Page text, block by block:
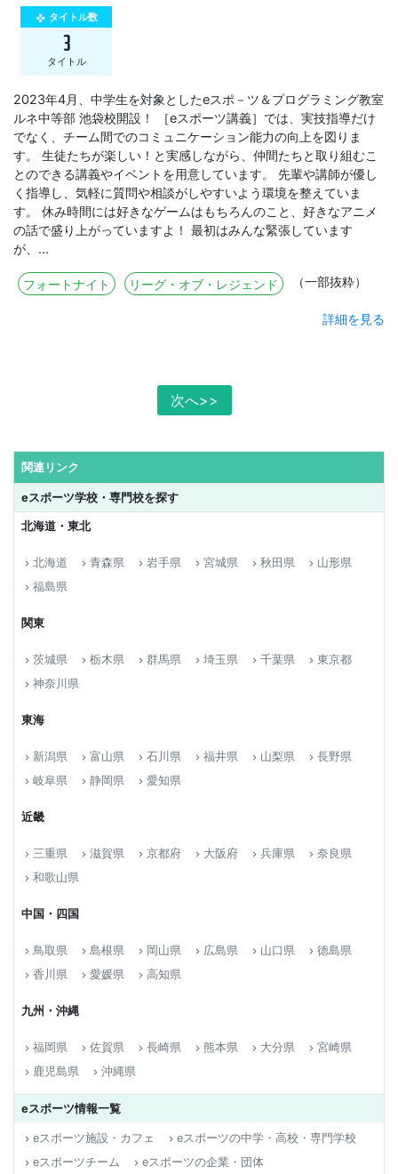
gamepad タイトル数
3
タイトル
2023年4月、中学生を対象としたeスポ－ツ＆プログラミング教室
ルネ中等部 池袋校開設！ ［eスポーツ講義］では、実技指導だけ
でなく、チーム間でのコミュニケーション能力の向上を図りま
す。 生徒たちが楽しい！と実感しながら、仲間たちと取り組むこ
とのできる講義やイベントを用意しています。 先輩や講師が優し
く指導し、気軽に質問や相談がしやすいよう環境を整えていま
す。 休み時間には好きなゲームはもちろんのこと、好きなアニメ
の話で盛り上がっていますよ！ 最初はみんな緊張しています
が、...
フォートナイト リーグ・オブ・レジェンド （一部抜粋）
詳細を見る
次へ>>
関連リンク
eスポーツ学校・専門校を探す
北海道・東北
keyboard_arrow_right 北海道 keyboard_arrow_right 青森県 keyboard_arrow_right 岩手県 keyboard_arrow_right 宮城県 keyboard_arrow_right 秋田県 keyboard_arrow_right 山形県
keyboard_arrow_right 福島県
関東
keyboard_arrow_right 茨城県 keyboard_arrow_right 栃木県 keyboard_arrow_right 群馬県 keyboard_arrow_right 埼玉県 keyboard_arrow_right 千葉県 keyboard_arrow_right 東京都
keyboard_arrow_right 神奈川県
東海
keyboard_arrow_right 新潟県 keyboard_arrow_right 富山県 keyboard_arrow_right 石川県 keyboard_arrow_right 福井県 keyboard_arrow_right 山梨県 keyboard_arrow_right 長野県
keyboard_arrow_right 岐阜県 keyboard_arrow_right 静岡県 keyboard_arrow_right 愛知県
近畿
keyboard_arrow_right 三重県 keyboard_arrow_right 滋賀県 keyboard_arrow_right 京都府 keyboard_arrow_right 大阪府 keyboard_arrow_right 兵庫県 keyboard_arrow_right 奈良県
keyboard_arrow_right 和歌山県
中国・四国
keyboard_arrow_right 鳥取県 keyboard_arrow_right 島根県 keyboard_arrow_right 岡山県 keyboard_arrow_right 広島県 keyboard_arrow_right 山口県 keyboard_arrow_right 徳島県
keyboard_arrow_right 香川県 keyboard_arrow_right 愛媛県 keyboard_arrow_right 高知県
九州・沖縄
keyboard_arrow_right 福岡県 keyboard_arrow_right 佐賀県 keyboard_arrow_right 長崎県 keyboard_arrow_right 熊本県 keyboard_arrow_right 大分県 keyboard_arrow_right 宮崎県
keyboard_arrow_right 鹿児島県 keyboard_arrow_right 沖縄県
eスポーツ情報一覧
keyboard_arrow_right eスポーツ施設・カフェ keyboard_arrow_right eスポーツの中学・高校・専門学校
keyboard_arrow_right eスポーツチーム keyboard_arrow_right eスポーツの企業・団体